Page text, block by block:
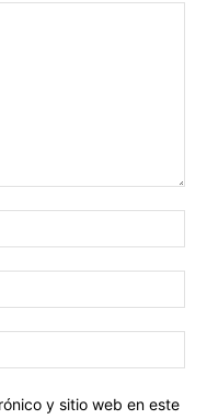
y sitio web en este